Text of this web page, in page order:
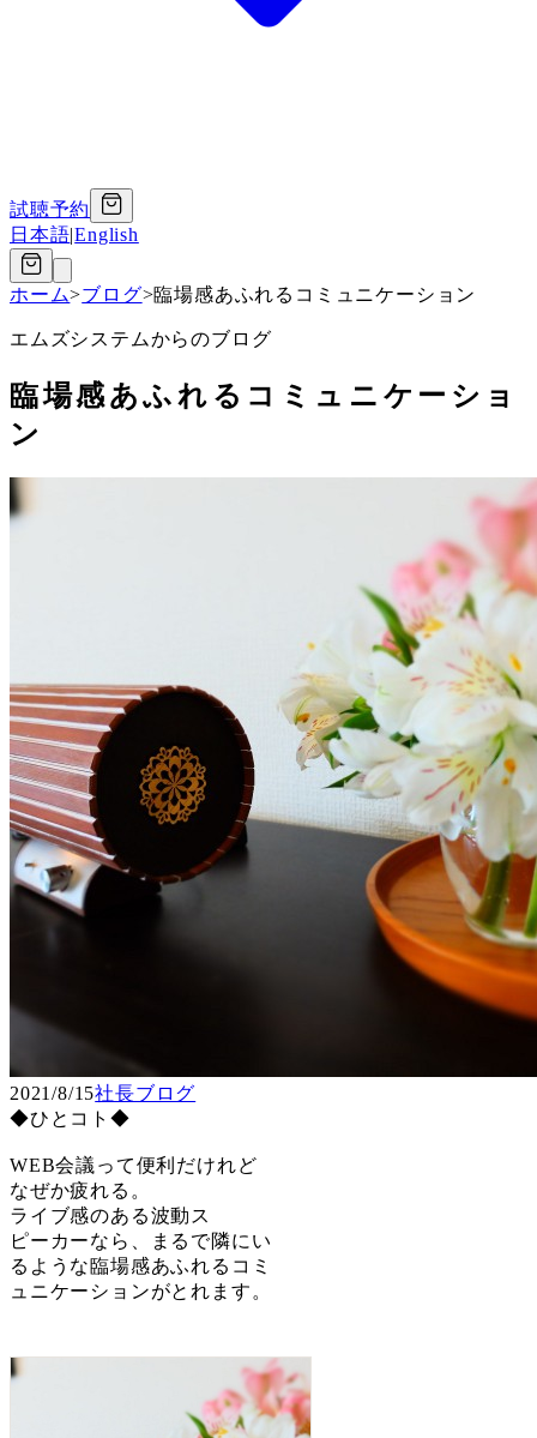
試聴予約
日本語|English
ホーム>ブログ>臨場感あふれるコミュニケーション
エムズシステムからのブログ
臨場感あふれるコミュニケーショ
ン
2021/8/15社長ブログ
◆ひとコト◆
WEB会議って便利だけれど
なぜか疲れる。
ライブ感のある波動ス
ピーカーなら、まるで隣にい
るような臨場感あふれるコミ
ュニケーションがとれます。